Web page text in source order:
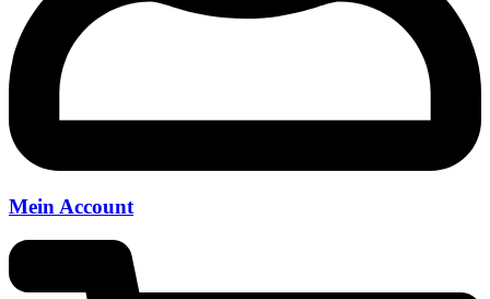
Mein Account